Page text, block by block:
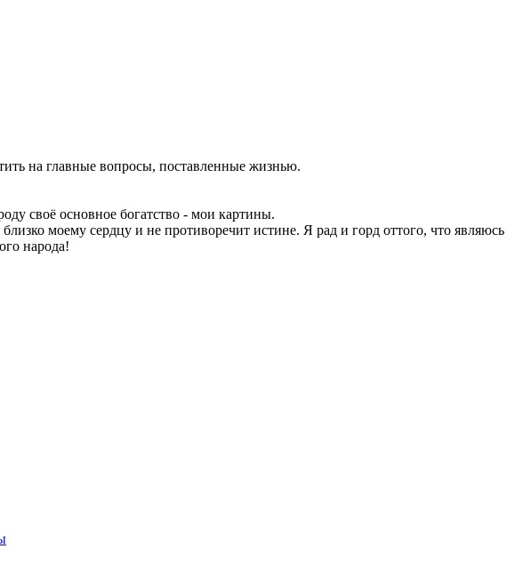
на главные вопросы, поставленные жизнью.
своё основное богатство - мои картины.
моему сердцу и не противоречит истине. Я рад и горд оттого, что являюсь
народа!